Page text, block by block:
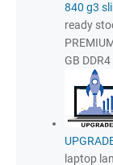
840 g3
ready
GB
laptop